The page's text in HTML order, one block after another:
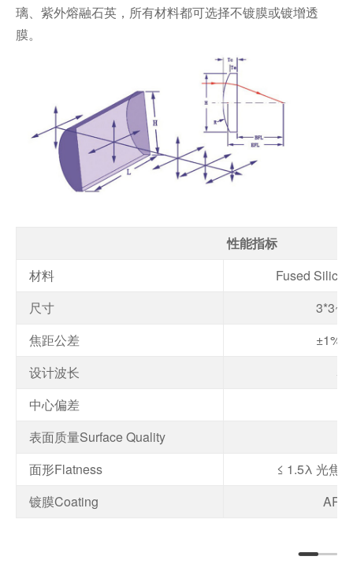
璃、紫外熔融石英，所有材料都可选择不镀膜或镀增透
膜。
性能指标
材料
Fused
尺寸
焦距公差
±1%
设计波长
中心偏差
表面质量Surface Quality
面形Flatness
≤ 1.5λ 光焦
镀膜Coating
AR